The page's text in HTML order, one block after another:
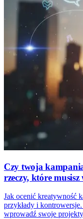
Czy twoja
rzeczy, które musisz
Jak ocenić kreatywność
przykłady i
wprowadź swoje